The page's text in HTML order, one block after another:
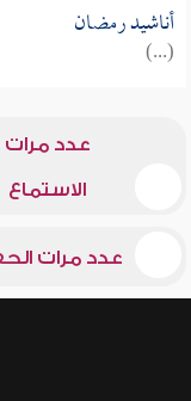
أناشيد رمضان
(...)
عدد مرات
الاستماع
عدد مرات